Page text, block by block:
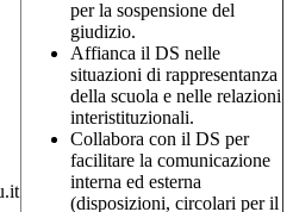
per la sospensione del
giudizio.
Affianca il DS nelle
situazioni di rappresentanza
della scuola e nelle relazioni
interistituzionali.
Collabora con il DS per
facilitare la comunicazione
interna ed esterna
(disposizioni, circolari per il